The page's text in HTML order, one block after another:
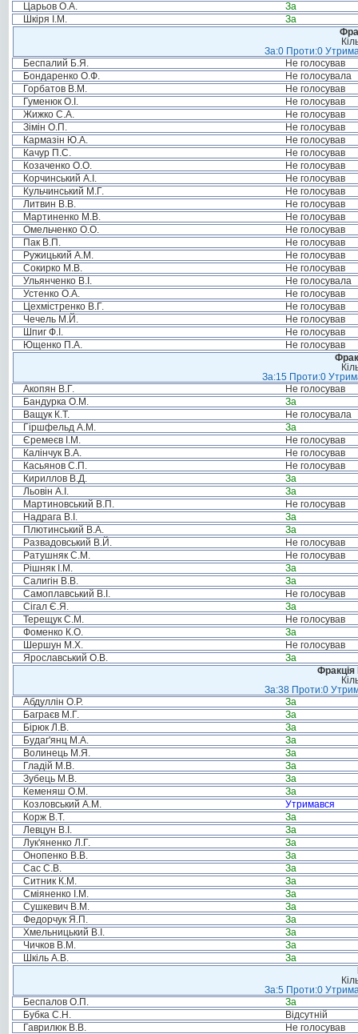
Царьов О.А.
За
Шкіря І.М.
За
За:0 Проти:0
Беспалий Б.Я.
Не голосував
Бондаренко О.Ф.
Не голосувала
Горбатов В.М.
Не голосував
Гуменюк О.І.
Не голосував
Жижко С.А.
Не голосував
Зімін О.П.
Не голосував
Кармазін Ю.А.
Не голосував
Качур П.С.
Не голосував
Козаченко О.О.
Не голосував
Корчинський А.І.
Не голосував
Кульчинський М.Г.
Не голосував
Литвин В.В.
Не голосував
Мартиненко М.В.
Не голосував
Омельченко О.О.
Не голосував
Пак В.П.
Не голосував
Ружицький А.М.
Не голосував
Сокирко М.В.
Не голосував
Ульянченко В.І.
Не голосувала
Устенко О.А.
Не голосував
Цехмістренко В.Г.
Не голосував
Чечель М.Й.
Не голосував
Шпиг Ф.І.
Не голосував
Ющенко П.А.
Не голосував
За:15 Проти:0
Акопян В.Г.
Не голосував
Бандурка О.М.
За
Ващук К.Т.
Не голосувала
Гіршфельд А.М.
За
Єремеєв І.М.
Не голосував
Калінчук В.А.
Не голосував
Касьянов С.П.
Не голосував
Кириллов В.Д.
За
Льовін А.І.
За
Мартиновський В.П.
Не голосував
Надрага В.І.
За
Плютинський В.А.
За
Развадовський В.Й.
Не голосував
Ратушняк С.М.
Не голосував
Рішняк І.М.
За
Салигін В.В.
За
Самоплавський В.І.
Не голосував
Сігал Є.Я.
За
Терещук С.М.
Не голосував
Фоменко К.О.
За
Шершун М.Х.
Не голосував
Ярославський О.В.
За
За:38 Проти:0
Абдуллін О.Р.
За
Баграєв М.Г.
За
Бірюк Л.В.
За
Будаг'янц М.А.
За
Волинець М.Я.
За
Гладій М.В.
За
Зубець М.В.
За
Кеменяш О.М.
За
Козловський А.М.
Утримався
Корж В.Т.
За
Левцун В.І.
За
Лук'яненко Л.Г.
За
Онопенко В.В.
За
Сас С.В.
За
Ситник К.М.
За
Сміяненко І.М.
За
Сушкевич В.М.
За
Федорчук Я.П.
За
Хмельницький В.І.
За
Чичков В.М.
За
Шкіль А.В.
За
За:5 Проти:0
Беспалов О.П.
За
Бубка С.Н.
Відсутній
Гаврилюк В.В.
Не голосував